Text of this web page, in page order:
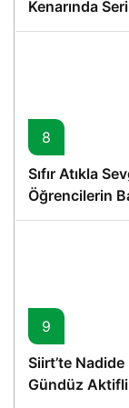
Kenarında
8
Sıfır Atıkla
Öğrencilerin
Proje
9
Siirt’te Nadide
Gündüz